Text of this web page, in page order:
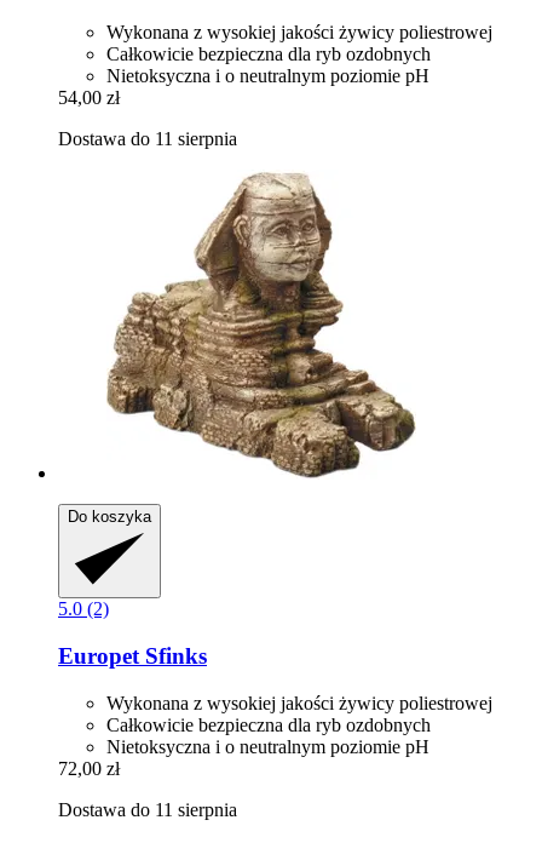
Wykonana z wysokiej jakości żywicy poliestrowej
Całkowicie bezpieczna dla ryb ozdobnych
Nietoksyczna i o neutralnym poziomie pH
54,00 zł
Dostawa do 11 sierpnia
Do koszyka
5.0 (2)
Europet Sfinks
Wykonana z wysokiej jakości żywicy poliestrowej
Całkowicie bezpieczna dla ryb ozdobnych
Nietoksyczna i o neutralnym poziomie pH
72,00 zł
Dostawa do 11 sierpnia